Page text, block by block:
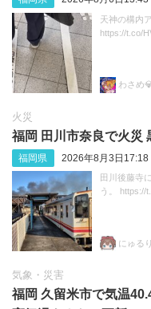
天神の構内
https://t.co/
わさめ
火災
福岡 田川市奈良で火災
福岡県 2026年8月3日17:18
田川後藤寺
う。 https://
にゅる
気象・災害
福岡 久留米市で気温